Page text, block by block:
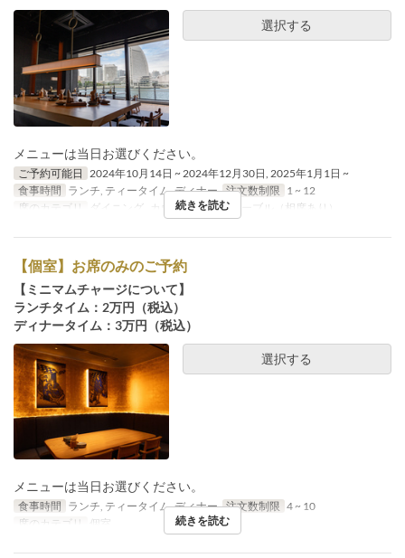
選択する
メニューは当日お選びください。
ご予約可能日
2024年10月14日 ~ 2024年12月30日, 2025年1月1日 ~
食事時間 ランチ, ティータイム, ディナー 注文数制限 1 ~ 12
席のカテゴリ
ダイニング , カウンター, 囲みテーブル（相席あり）
続きを読む
【個室】お席のみのご予約
【ミニマムチャージについて】
ランチタイム：2万円（税込）
ディナータイム：3万円（税込）
選択する
メニューは当日お選びください。
食事時間 ランチ, ティータイム, ディナー 注文数制限 4 ~ 10
席のカテゴリ
個室 続きを読む